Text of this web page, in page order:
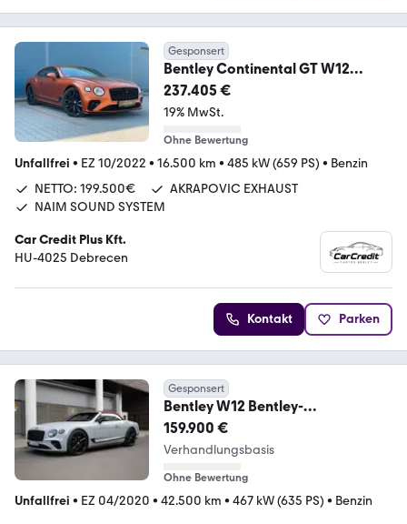
Gesponsert
Bentley Continental GT W12
Speed / Carbon Ceramic Brake
237.405 €
19% MwSt.
Ohne Bewertung
Unfallfrei • EZ 10/2022 • 16.500 km • 485 kW (659 PS) • Benzin
NETTO: 199.500€
AKRAPOVIC EXHAUST
NAIM SOUND SYSTEM
Car Credit Plus Kft.
HU-4025 Debrecen
Kontakt Parken
Gesponsert
Bentley W12 Bentley-
159.900 €
Verhandlungsbasis
Ohne Bewertung
Unfallfrei • EZ 04/2020 • 42.500 km • 467 kW (635 PS) • Benzin